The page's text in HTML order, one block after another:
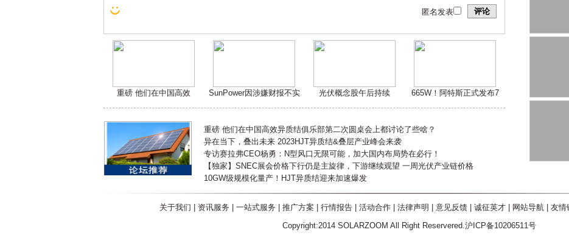
评论
匿名发表
重磅 他们在中国高效 SunPower因涉嫌财报不实 光伏概念股午后持续 665W！阿特斯正式发布7
重磅 他们在中国高效异质结俱乐部第二次圆桌会上都讨论了些啥？
异在当下，叠出未来 2023HJT异质结&叠层产业峰会来袭
专访赛拉弗CEO杨勇：N型风口无限可能，加大国内布局势在必行！
【独家】SNEC展会价格下行仍是主旋律，下游继续观望 一周光伏产业链价格
10GW级规模化量产！HJT异质结迎来加速爆发
关于我们 资讯服务 一站式服务 推广方案 行情报告| 活动合作| 法律声明 意见反馈| 诚征英才| 网站导航| 友情
Copyright:2014 SOLARZOOM All Right Reservered.沪ICP备10206511号